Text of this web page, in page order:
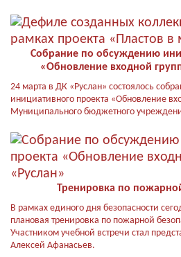
Собрание по обсуждению
«Обновление входной
24 марта в ДК «Руслан» состоялось
инициативного проекта «Обновление
Муниципального бюджетного
Тренировка по
В рамках единого дня безопасности
плановая тренировка по пожарной
Участником учебной встречи стал
Алексей Афанасьев.